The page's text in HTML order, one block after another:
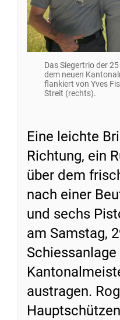
Das Siegertrio der
dem neuen
flankiert von Yves
Streit (rechts).
Eine leichte
Richtung, ein
über dem
nach einer
und sechs
am Samstag,
austragen.